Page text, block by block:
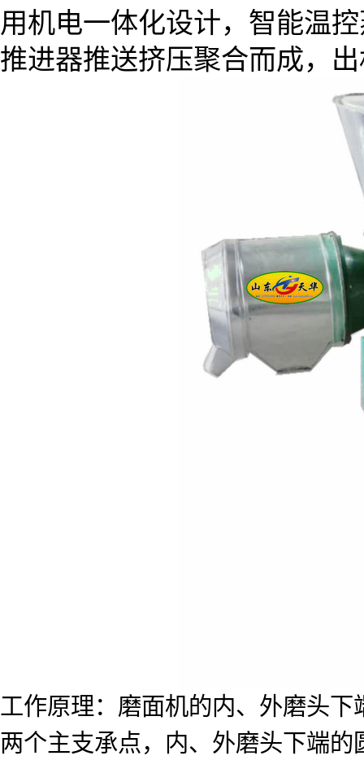
用机电一体化设计，智能温
推进器推送挤压聚合而成，
工作原理：磨面机的内、外磨头
两个主支承点，内、外磨头下端